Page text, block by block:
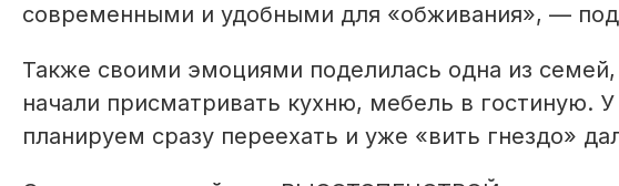
современными и удобными для «обживания», —
Также своими эмоциями поделилась одна из
начали присматривать кухню, мебель в гостиную.
планируем сразу переехать и уже «вить гнездо»